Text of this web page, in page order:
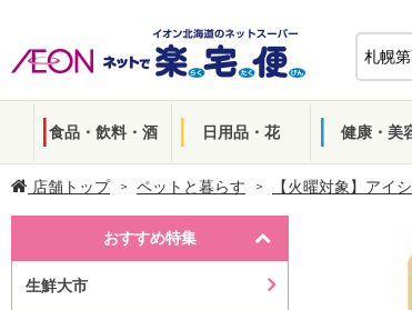
食品・飲料・酒 日用品・花 健康・美
店舗トップ ペットと暮らす 【火曜対象】ア
おすすめ特集
生鮮大市